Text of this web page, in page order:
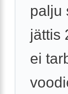
palju
jättis
ei